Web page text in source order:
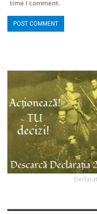
time I comment.